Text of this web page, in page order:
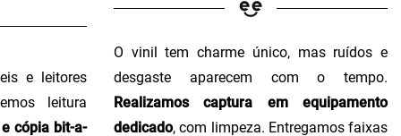
e leitores
leitura
cópia bit-a-
O vinil tem charme único, mas ruídos e
desgaste aparecem com o tempo.
Realizamos captura em equipamento
dedicado, com limpeza. Entregamos faixas